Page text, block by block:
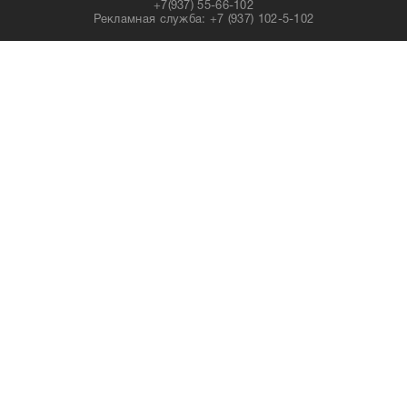
+7(937) 55-66-102
Рекламная служба: +7 (937) 102-5-102